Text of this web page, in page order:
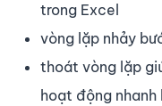
trong Excel
vòng lặp nhảy
thoát vòng lặp
hoạt động nhanh